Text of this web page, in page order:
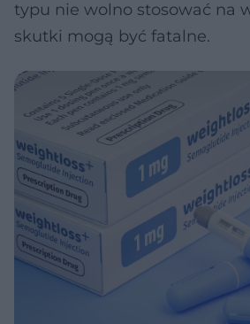
typu nie wolno stosować na
skutki mogą być fatalne.